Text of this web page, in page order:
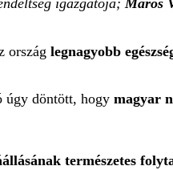
igazgatója;Maroš
ország legnagyobb
úgy döntött, hogy magyar
természetes